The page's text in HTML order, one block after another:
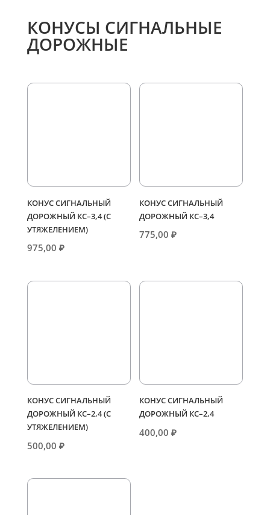
КОНУСЫ СИГНАЛЬНЫЕ
ДОРОЖНЫЕ
КОНУС СИГНАЛЬНЫЙ
ДОРОЖНЫЙ КС–3,4 (С
УТЯЖЕЛЕНИЕМ)
975,00 ₽
КОНУС СИГНАЛЬНЫЙ
ДОРОЖНЫЙ КС–3,4
775,00₽
КОНУС СИГНАЛЬНЫЙ
ДОРОЖНЫЙ КС–2,4 (С
УТЯЖЕЛЕНИЕМ)
500,00 ₽
КОНУС СИГНАЛЬНЫЙ
ДОРОЖНЫЙ КС–2,4
400,00₽